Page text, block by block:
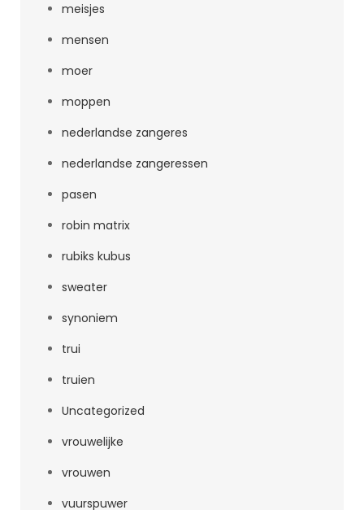
meisjes
mensen
moer
moppen
nederlandse zangeres
nederlandse zangeressen
pasen
robin matrix
rubiks kubus
sweater
synoniem
trui
truien
Uncategorized
vrouwelijke
vrouwen
vuurspuwer